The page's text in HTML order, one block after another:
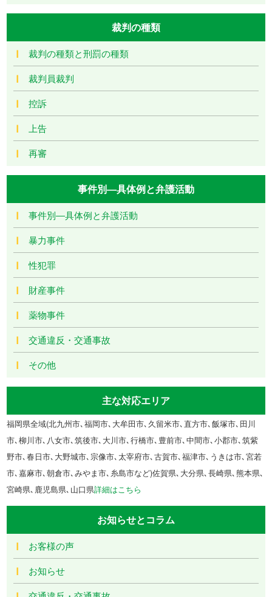
裁判の種類
裁判の種類と刑罰の種類
裁判員裁判
控訴
上告
再審
事件別―具体例と弁護活動
事件別―具体例と弁護活動
暴力事件
性犯罪
財産事件
薬物事件
交通違反・交通事故
その他
主な対応エリア
福岡県全域(北九州市､福岡市､大牟田市､久留米市､直方市､飯塚市､田川
市､柳川市､八女市､筑後市､大川市､行橋市､豊前市､中間市､小郡市､筑紫
野市､春日市､大野城市､宗像市､太宰府市､古賀市､福津市､うきは市､宮若
市､嘉麻市､朝倉市､みやま市､糸島市など)佐賀県､大分県､長崎県､熊本県､
宮崎県､鹿児島県､山口県詳細はこちら
お知らせとコラム
お客様の声
お知らせ